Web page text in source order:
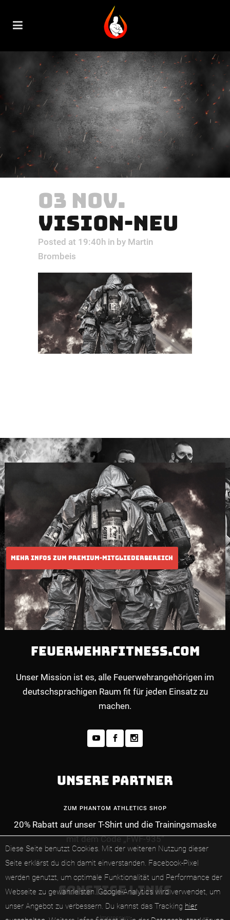
Diese Seite benutzt Cookies. Mit der weiteren Nutzung dieser
Seite erklärst du dich damit einverstanden. Facebook-Pixel
werden genutzt, um optimale Funktionalität und Performance der
Webseite zu gewährleisten. Google-Analytics wird verwendet, um
unser Angebot zu verbessern. Du kannst das Tracking hier
03 NOV.
VISION-NEU
Posted at 19:40h in by Martin
Brombeis
MEHR INFOS ZUM PREMIUM-
FEUERWEHRFITNESS.COM
Unser Mission ist es, alle Feuerwehrangehörigen im
deutschsprachigen Raum fit für jeden Einsatz zu
machen.
UNSERE PARTNER
ZUM PHANTOM ATHLETICS SHOP
20% Rabatt auf unser T-Shirt und die Trainingsmaske
mit dem Code „FWF-935“
SONSTIGE LINKS
Impressum